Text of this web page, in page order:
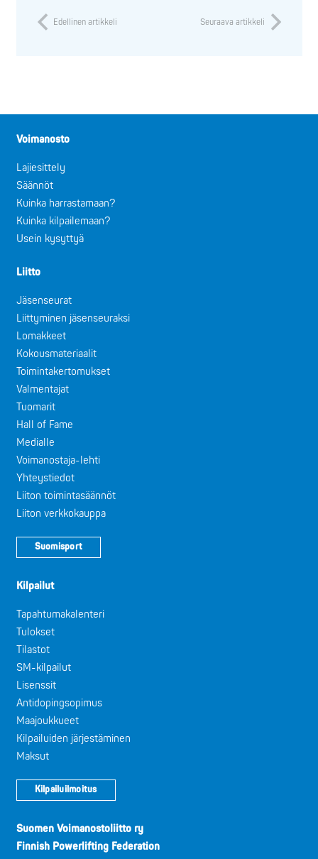
Edellinen artikkeli Seuraava artikkeli
Voimanosto
Lajiesittely
Säännöt
Kuinka harrastamaan?
Kuinka kilpailemaan?
Usein kysyttyä
Liitto
Jäsenseurat
Liittyminen jäsenseuraksi
Lomakkeet
Kokousmateriaalit
Toimintakertomukset
Valmentajat
Tuomarit
Hall of Fame
Medialle
Voimanostaja-lehti
Yhteystiedot
Liiton toimintasäännöt
Liiton verkkokauppa
Suomisport
Kilpailut
Tapahtumakalenteri
Tulokset
Tilastot
SM-kilpailut
Lisenssit
Antidopingsopimus
Maajoukkueet
Kilpailuiden järjestäminen
Maksut
Kilpailuilmoitus
Suomen Voimanostoliitto ry
Finnish Powerlifting Federation